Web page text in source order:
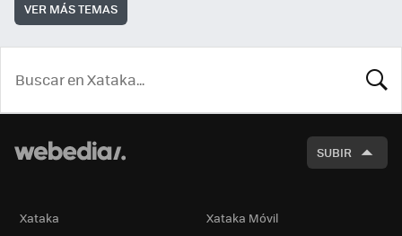
VER MÁS TEMAS
SUBIR
Xataka Xataka Móvil